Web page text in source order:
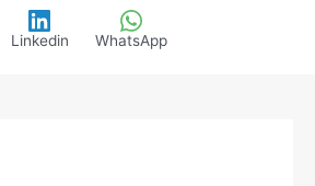
Linkedin WhatsApp